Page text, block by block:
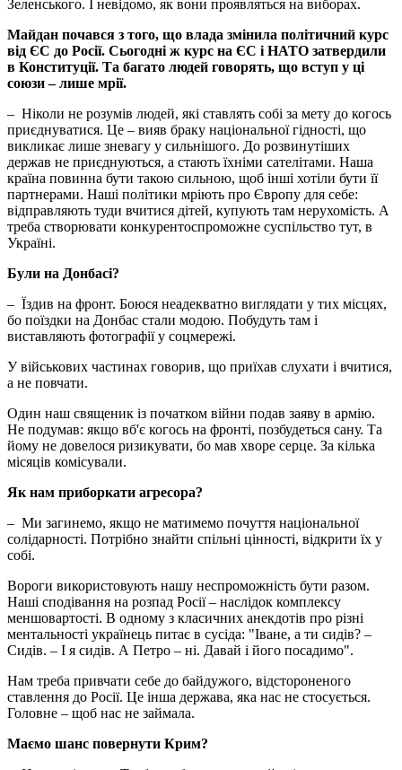
Зеленського. І невідомо, як вони проявляться на виборах.
Майдан почався з того, що влада змінила політичний курс
від ЄС до Росії. Сьогодні ж курс на ЄС і НАТО затвердили
в Конституції. Та багато людей говорять, що вступ у ці
союзи – лише мрії.
– Ніколи не розумів людей, які ставлять собі за мету до когось
приєднуватися. Це – вияв браку національної гідності, що
викликає лише зневагу у сильнішого. До розвинутіших
держав не приєднуються, а стають їхніми сателітами. Наша
країна повинна бути такою сильною, щоб інші хотіли бути її
партнерами. Наші політики мріють про Європу для себе:
відправляють туди вчитися дітей, купують там нерухомість. А
треба створювати конкурентоспроможне суспільство тут, в
Україні.
Були на Донбасі?
– Їздив на фронт. Боюся неадекватно виглядати у тих місцях,
бо поїздки на Донбас стали модою. Побудуть там і
виставляють фотографії у соцмережі.
У військових частинах говорив, що приїхав слухати і вчитися,
а не повчати.
Один наш священик із початком війни подав заяву в армію.
Не подумав: якщо вб'є когось на фронті, позбудеться сану. Та
йому не довелося ризикувати, бо мав хворе серце. За кілька
місяців комісували.
Як нам приборкати агресора?
– Ми загинемо, якщо не матимемо почуття національної
солідарності. Потрібно знайти спільні цінності, відкрити їх у
собі.
Вороги використовують нашу неспроможність бути разом.
Наші сподівання на розпад Росії – наслідок комплексу
меншовартості. В одному з класичних анекдотів про різні
ментальності українець питає в сусіда: "Іване, а ти сидів? –
Сидів. – І я сидів. А Петро – ні. Давай і його посадимо".
Нам треба привчати себе до байдужого, відстороненого
ставлення до Росії. Це інша держава, яка нас не стосується.
Головне – щоб нас не займала.
Маємо шанс повернути Крим?